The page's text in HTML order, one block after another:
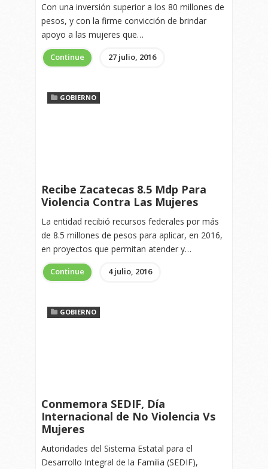
Con una inversión superior a los 80 millones de
pesos, y con la firme convicción de brindar
apoyo a las mujeres que…
Continue 27 julio, 2016
GOBIERNO
Recibe Zacatecas 8.5 Mdp Para
Violencia Contra Las Mujeres
La entidad recibió recursos federales por más
de 8.5 millones de pesos para aplicar, en 2016,
en proyectos que permitan atender y…
Continue 4 julio, 2016
GOBIERNO
Conmemora SEDIF, Día
Internacional de No Violencia Vs
Mujeres
Autoridades del Sistema Estatal para el
Desarrollo Integral de la Familia (SEDIF),